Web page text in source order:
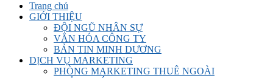
Trang chủ
GIỚI THIỆU
ĐỘI NGŨ NHÂN SỰ
VĂN HÓA CÔNG TY
BẢN TIN MINH DƯƠNG
DỊCH VỤ MARKETING
PHÒNG MARKETING THUÊ NGOÀI